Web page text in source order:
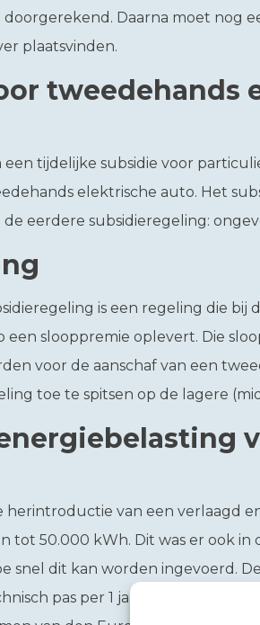
Daarna moet nog
plaatsvinden.
tweedehands
een tijdelijke subsidie voor
elektrische auto. Het
eerdere subsidieregeling:
is een regeling die bij
een slooppremie oplevert. Die
voor de aanschaf van een
toe te spitsen op de lagere
herintroductie van een verlaagd
tot 50.000 kWh. Dit was er ook in
snel dit kan worden ingevoerd.
pas per 1 januari 2030 te